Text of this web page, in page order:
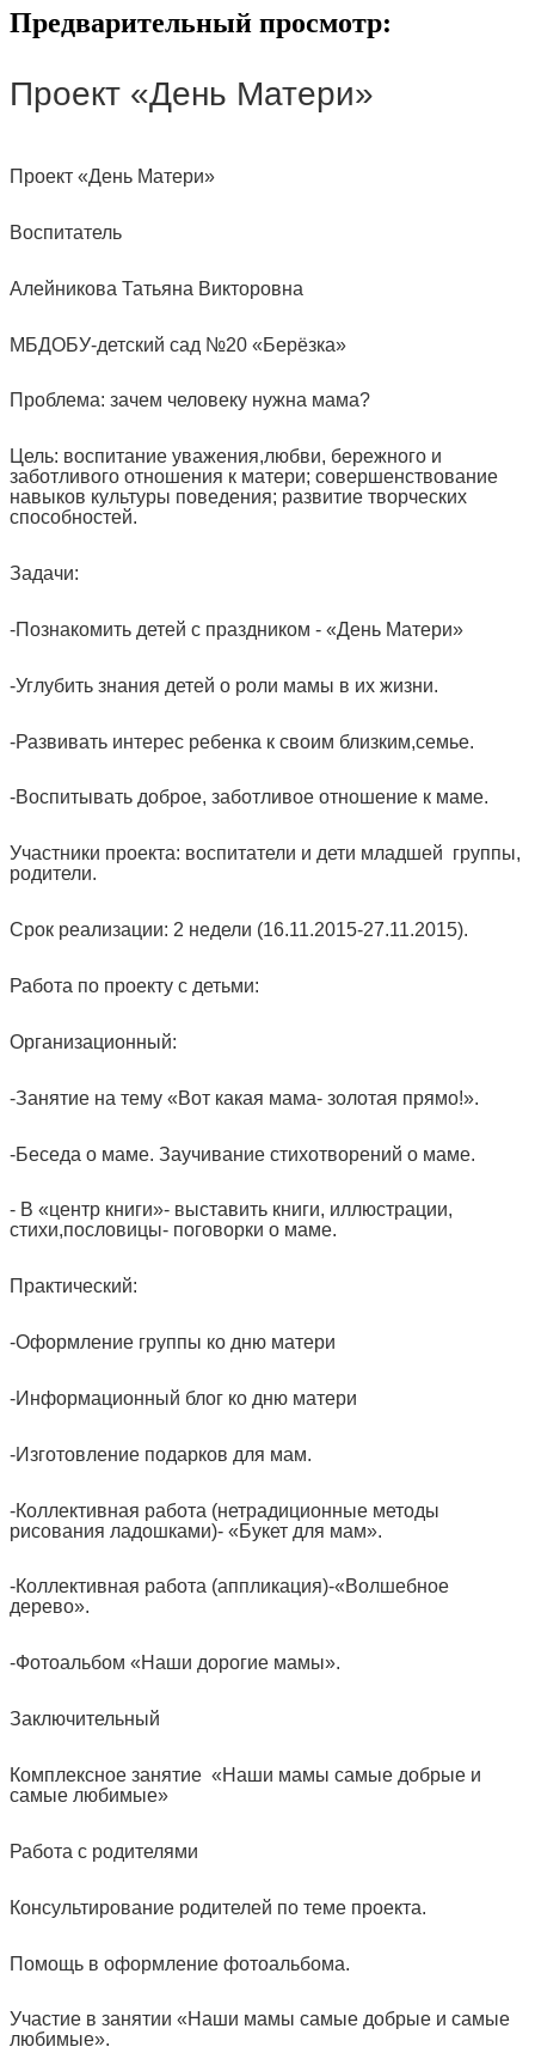
Предварительный просмотр:
Проект «День Матери»
Проект «День Матери»
Воспитатель
Алейникова Татьяна Викторовна
МБДОБУ-детский сад №20 «Берёзка»
Проблема: зачем человеку нужна мама?
Цель: воспитание уважения,любви, бережного и
заботливого отношения к матери; совершенствование
навыков культуры поведения; развитие творческих
способностей.
Задачи:
-Познакомить детей с праздником - «День Матери»
-Углубить знания детей о роли мамы в их жизни.
-Развивать интерес ребенка к своим близким,семье.
-Воспитывать доброе, заботливое отношение к маме.
Участники проекта: воспитатели и дети младшей группы,
родители.
Срок реализации: 2 недели (16.11.2015-27.11.2015).
Работа по проекту с детьми:
Организационный:
-Занятие на тему «Вот какая мама- золотая прямо!».
-Беседа о маме. Заучивание стихотворений о маме.
- В «центр книги»- выставить книги, иллюстрации,
стихи,пословицы- поговорки о маме.
Практический:
-Оформление группы ко дню матери
-Информационный блог ко дню матери
-Изготовление подарков для мам.
-Коллективная работа (нетрадиционные методы
рисования ладошками)- «Букет для мам».
-Коллективная работа (аппликация)-«Волшебное
дерево».
-Фотоальбом «Наши дорогие мамы».
Заключительный
Комплексное занятие «Наши мамы самые добрые и
самые любимые»
Работа с родителями
Консультирование родителей по теме проекта.
Помощь в оформление фотоальбома.
Участие в занятии «Наши мамы самые добрые и самые
любимые».